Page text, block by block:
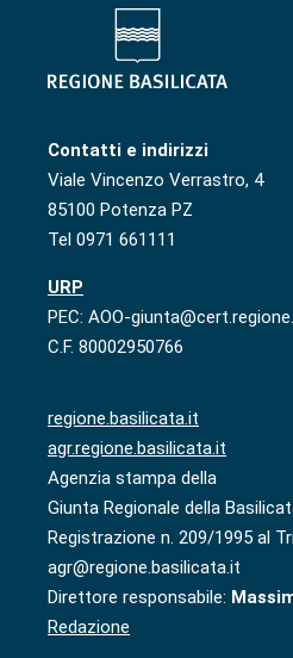
Contatti e indirizzi
Viale Vincenzo Verrastro, 4
85100 Potenza PZ
Tel 0971 661111
URP
PEC: AOO-
C.F. 80002950766
regione.basilicata.it
agr.regione.basilicata.it
Agenzia stampa della
Giunta Regionale della
Registrazione n. 209/1995 al
agr@regione.basilicata.it
Direttore responsabile:
Redazione